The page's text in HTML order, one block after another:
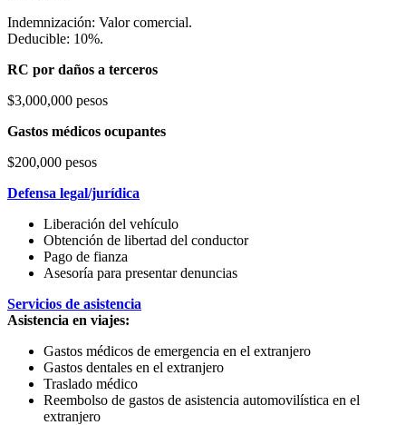
Indemnización: Valor comercial.
Deducible: 10%.
RC por daños a terceros
$3,000,000 pesos
Gastos médicos ocupantes
$200,000 pesos
Defensa legal/jurídica
Liberación del vehículo
Obtención de libertad del conductor
Pago de fianza
Asesoría para presentar denuncias
Servicios de asistencia
Asistencia en viajes:
Gastos médicos de emergencia en el extranjero
Gastos dentales en el extranjero
Traslado médico
Reembolso de gastos de asistencia automovilística en el
extranjero